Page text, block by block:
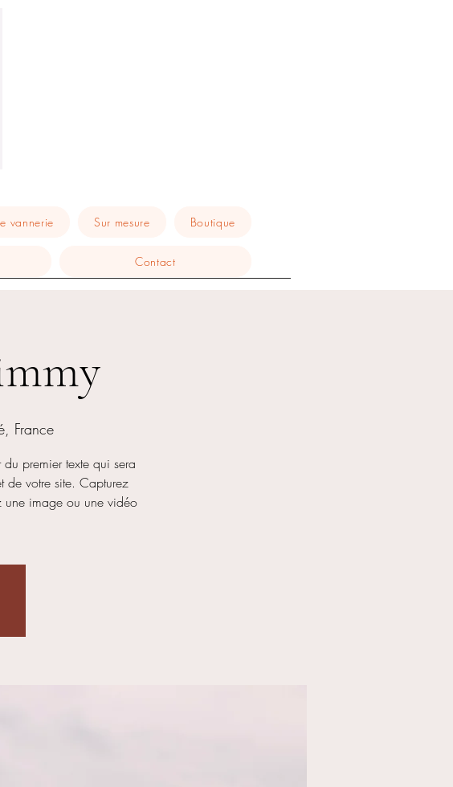
vannerie Sur mesure Boutique
Contact
France
premier texte qui sera
de votre site. Capturez
une image ou une vidéo